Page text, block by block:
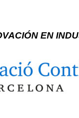
EN